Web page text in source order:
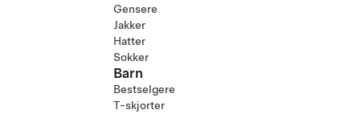
Gensere
Jakker
Hatter
Sokker
Barn
Bestselgere
T-skjorter